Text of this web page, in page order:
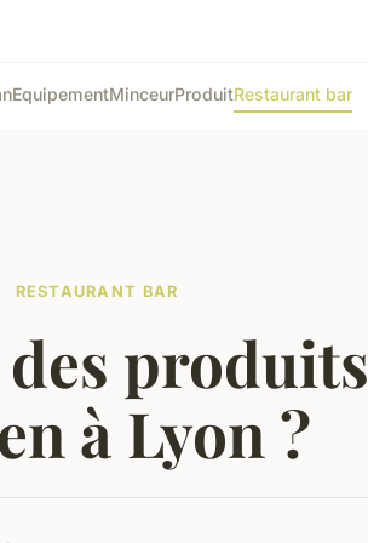
EquipementMinceurProduitRestaurant bar
RESTAURANT BAR
à Lyon ?